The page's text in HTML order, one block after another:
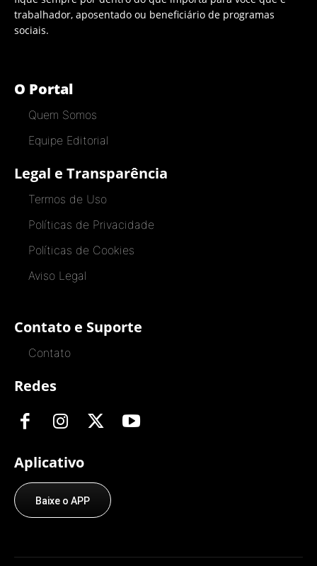
trabalhador, aposentado ou beneficiário de programas
sociais.
O Portal
Quem Somos
Equipe Editorial
Legal e Transparência
Termos de Uso
Políticas de Privacidade
Políticas de Cookies
Aviso Legal
Contato e Suporte
Contato
Redes
Aplicativo
Baixe o APP